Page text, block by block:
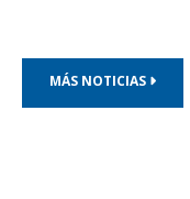
MÁS NOTICIAS